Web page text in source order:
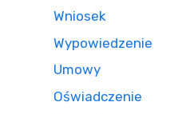
Wniosek
Wypowiedzenie
Umowy
Oświadczenie